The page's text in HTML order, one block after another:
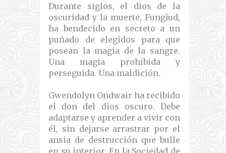
Durante siglos, el dios de la
oscuridad y la muerte, Fungïud,
ha bendecido en secreto a un
puñado de elegidos para que
posean la magia de la sangre.
Una magia prohibida y
perseguida. Una maldición.
Gwendolyn Ondwair ha recibido
el don del dios oscuro. Debe
adaptarse y aprender a vivir con
él, sin dejarse arrastrar por el
ansia de destrucción que bulle
en su interior. En la Sociedad de